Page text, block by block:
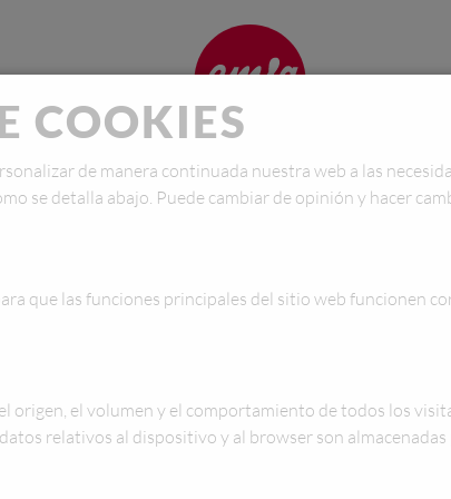
COOKIES
de manera continuada nuestra web a las
se detalla abajo. Puede cambiar de opinión y hacer
que las funciones principales del sitio web funcionen
origen, el volumen y el comportamiento de todos los
relativos al dispositivo y al browser son